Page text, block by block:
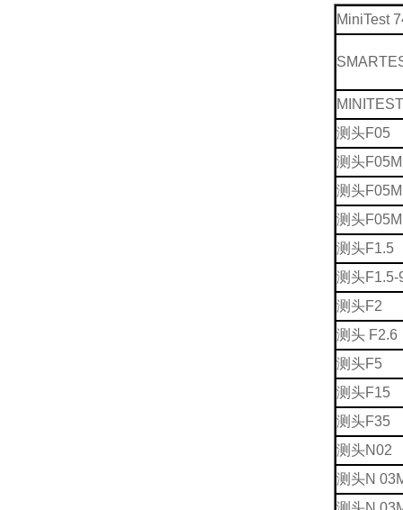
MiniTest
测头F05
测头
测头
测头
测头F1.5
测头F1.5-
测头F2
测头 F2.6
测头F5
测头F15
测头F35
测头N02
测头N